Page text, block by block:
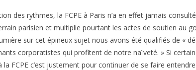
des rythmes, la FCPE à Paris n’a en effet jamais
parisien et multiplie pourtant les actes de soutien au
sur cet épineux sujet nous avons été qualifiés de «
corporatistes qui profitent de notre naïveté. » Si
la FCPE c’est justement pour continuer de se faire